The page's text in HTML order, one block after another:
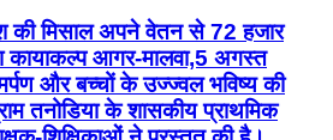
की मिसाल अपने वेतन से 72 हजार
कायाकल्प आगर-मालवा,5 अगस्त
और बच्चों के उज्ज्वल भविष्य की
तनोडिया के शासकीय प्राथमिक